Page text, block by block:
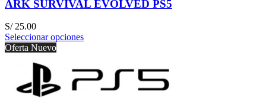
ARK SURVIVAL EVOLVED PS5
S/25.00
Seleccionar opciones
Oferta Nuevo